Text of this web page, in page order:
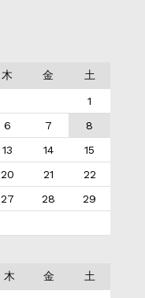
木 金 土
1
6 7
8
13 14
15
20 21
22
27 28
29
木 金 土